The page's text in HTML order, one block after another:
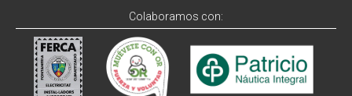
Colaboramos con: